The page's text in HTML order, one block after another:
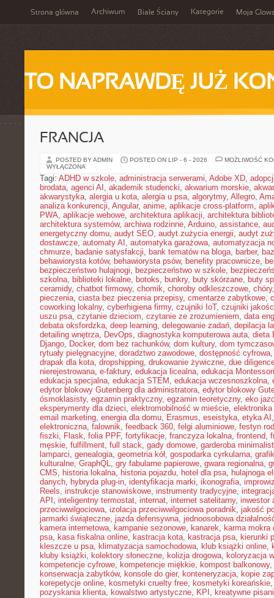
Strona główna Archiwum Białe Ściany Kategorie Moja
TO NAPRAWDĘ JUŻ
FRANCJA
POSTED BY ADMIN POSTED ON LIP - 6 - 2026
MOŻLIWOŚĆ
WYŁĄCZONA
Tagi: ADHD w szkole, administracja serwerami, Adobe XD,
brodata, agenci AI , akademik studencki, akwarium morskie,
akwarystyka, alergia u kota, alergia u psa, algorytmy, Allegro,
analiza konkurencji, Angular, anime, aplikacje cross-platform,
PWA, aplikacje webowe, architektura aplikacji, architektura
architektura systemów, archiwa rodzinne, Arduino, assistance,
energetyczny domu, audyt SEO, audyt zużycia energii, audyt
dostawcze, automaty AI , automatyka garażowa, automatyzacja
chmurze, badanie satysfakcji, bank tematów na bloga, barber,
behawiorysta kotów, behawiorysta psów, benefity pracownicze,
bezpieczeństwo hulajnogi, bezpieczeństwo w szkole,
szkolna, biblioteki lokalne, botoks, bunkry, buty skórzane, buty
ceramidy, chatbot firmowy, chomik, choroby odkleszczowe, chóry
pieczenia, ciasta bez pieczenia przepisy, cmentarze zabytkowe,
coworking lokalny, cyberhigiena firmy, czujniki IoT, czujniki
uszu psa, czytanie dzieciom, czytanie ze zrozumieniem, data
debata oksfordzka, deep learning, delegowanie zadań, depilacja
detailing wnętrza, DevOps, diagnostyka komputerowa auta, dieta
Django, Docker, dom bez rachunków, dom kultury, dom
rytuały pielęgnacyjne, doradztwo zawodowe, dostępność cyfrowa
drapak dla kota, dropshipping, drukowanie żywiczne, due
nierejestrowana, e-faktury, edukacja licealna, edukacja Montessori
edukacja specjalna, edukacja STEM , edukacja wczesnoszkolna,
edytor blokowy Gutenberg dla administratora, edytor blokowy
ósmoklasisty, egzamin praktyczny, egzamin teoretyczny, eko
eksperymenty dla dzieci, elektromobilność w mieście, elektronika
email marketing, energia dla domu, Erasmus, eseistyka, etyka AI
elektroniczna, falownik, feedback 360, felgi aluminiowe, festyn
fiszki, Flask, folia PPF, fortyfikacje, franczyza lokalna, frontend,
męskie, fulfillment, full stack, gady domowe, garderoba
lamparci, genealogia, geometria kół, gospodarka cyrkularna,
kulturalne, GraphQL, gry fabularne papierowe, gwara regionalna,
CMS, historia lokalna, historia pojazdu, hotel dla psa, hulajnoga
danych, hybryda plug-in, identyfikacja marki, ikonografia,
Reels, instrukcje stanowiskowe, instrumenty tradycyjne,
API , inteligentny termostat, internat, internet satelitarny, inwestor
przeciwwilgociowa, izolacja przeciwwilgociowa poradnik, jakość
jarmarki świąteczne, jazda defensywna, jednoosobowa
kamera internetowa, kampanie sezonowe, kanarek, karma mokra
psa, kasa fiskalna online, kastracja kota, kastracja psa, kierunki
kleszcze u psa, klimatyzacja samochodowa, klub książki online,
kluby książki, kolektory słoneczne, kolizja drogowa, koloryzacja
kompetencje cyfrowe, kompetencje miękkie, kompost balkonowy,
konserwacja zabytków, konsole do gier, konteneryzacja, kopie
korepetycje online, kosmetyki cruelty free, kosmetyki koreańskie
pozyskania klienta, kowalstwo artystyczne, KPI , kreatywne